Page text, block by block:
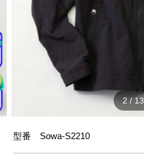
2/13
型番 Sowa-S2210